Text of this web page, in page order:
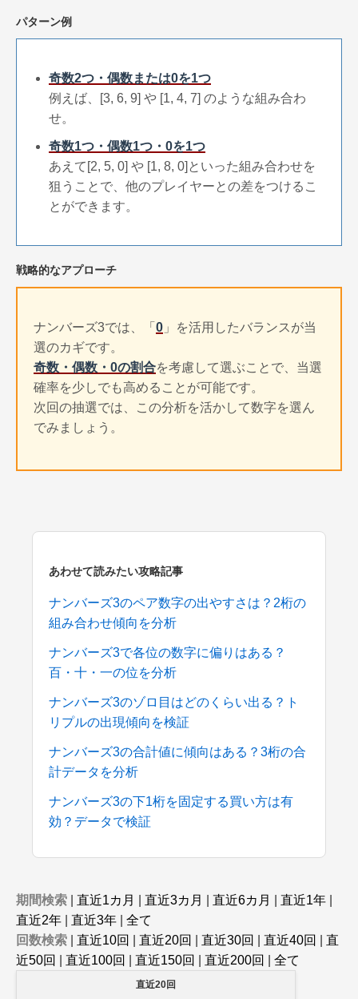
パターン例
奇数2つ・偶数または0を1つ
例えば、[3, 6, 9] や [1, 4, 7] のような組み合わ
せ。
奇数1つ・偶数1つ・0を1つ
あえて[2, 5, 0] や [1, 8, 0]といった組み合わせを
狙うことで、他のプレイヤーとの差をつけるこ
とができます。
戦略的なアプローチ
ナンバーズ3では、「 0 」を活用したバランスが当
選のカギです。
奇数・偶数・0の割合を考慮して選ぶことで、当選
確率を少しでも高めることが可能です。
次回の抽選では、この分析を活かして数字を選ん
でみましょう。
あわせて読みたい攻略記事
ナンバーズ3のペア数字の出やすさは？2桁の
組み合わせ傾向を分析
ナンバーズ3で各位の数字に偏りはある？
百・十・一の位を分析
ナンバーズ3のゾロ目はどのくらい出る？ト
リプルの出現傾向を検証
ナンバーズ3の合計値に傾向はある？3桁の合
計データを分析
ナンバーズ3の下1桁を固定する買い方は有
効？データで検証
期間検索 直近1カ月 直近3カ月 直近6カ月 直近1年
直近2年
直近3年
全て
回数検索
直近10回 直近20回 直近30回 直近40回
直
近50回
直近100回 直近150回 直近200回 全て
直近20回